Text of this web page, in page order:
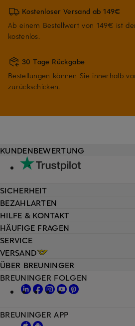
Kostenloser Versand ab 149€
Ab einem Bestellwert von 149€ ist
kostenlos.
30 Tage Rückgabe
Bestellungen können Sie innerhalb
zurückschicken.
HILFE & KONTAKT
HÄUFIGE FRAGEN
SERVICE
VERSAND
KUNDENBEWERTUNG
SICHERHEIT
BEZAHLARTEN
ÜBER BREUNINGER
BREUNINGER FOLGEN
BREUNINGER APP